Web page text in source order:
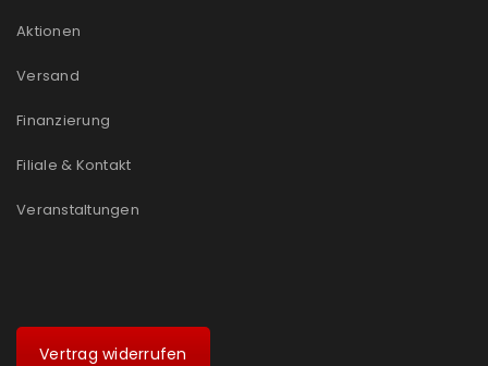
Aktionen
Versand
Finanzierung
Filiale & Kontakt
Veranstaltungen
Vertrag widerrufen